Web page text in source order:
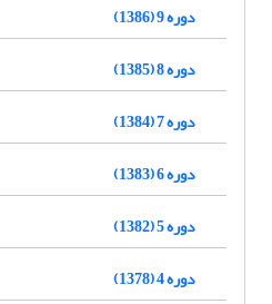
دوره 9 (1386)
دوره 8 (1385)
دوره 7 (1384)
دوره 6 (1383)
دوره 5 (1382)
دوره 4 (1378)